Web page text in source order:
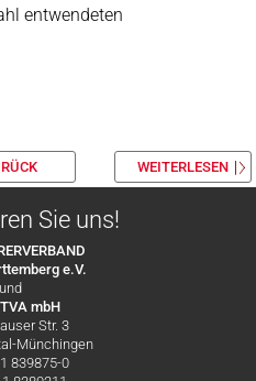
entwendeten
WEITERLESEN
Sie uns!
e.V.
und
mbH
Str. 3
Münchingen
839875-0